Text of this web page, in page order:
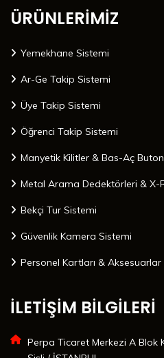
ÜRÜNLERİMİZ
Yemekhane Sistemi
Ar-Ge Takip Sistemi
Üye Takip Sistemi
Öğrenci Takip Sistemi
Manyetik Kilitler & Bas-Aç
Metal Arama Dedektörleri & X-
Bekçi Tur Sistemi
Güvenlik Kamera Sistemi
Personel Kartları & Aksesuarlar
İLETİŞİM BİLGİLERİ
Perpa Ticaret Merkezi A Blok